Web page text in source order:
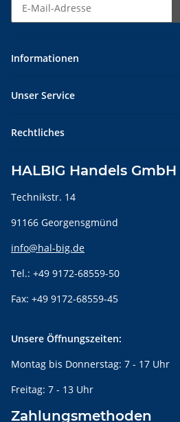
Informationen
Unser Service
Rechtliches
HALBIG Handels GmbH
Technikstr. 14
91166 Georgensgmünd
info@hal-big.de
Tel.: +49 9172-68559-50
Fax: +49 9172-68559-45
Unsere Öffnungszeiten:
Montag bis Donnerstag: 7 - 17 Uhr
Freitag: 7 - 13 Uhr
Zahlungsmethoden